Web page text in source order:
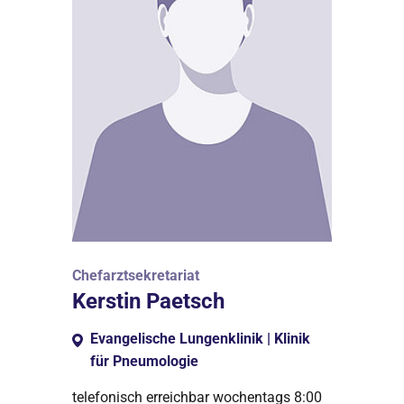
Chefarztsekretariat
Kerstin Paetsch
Evangelische Lungenklinik | Klinik
für Pneumologie
telefonisch erreichbar wochentags 8:00